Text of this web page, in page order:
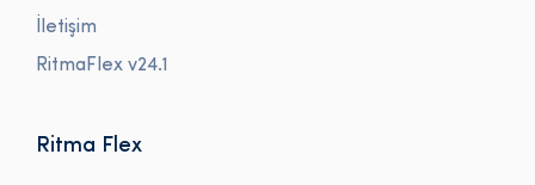
İletişim
RitmaFlex v24.1
Ritma Flex